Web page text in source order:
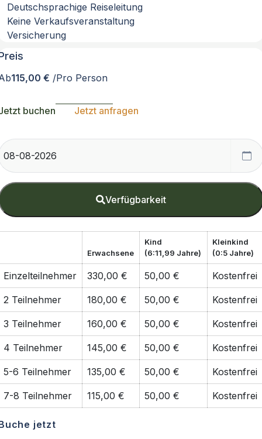
Deutschsprachige Reiseleitung
Keine Verkaufsveranstaltung
Versicherung
115,00 € /Pro Person
buchen Jetzt anfragen
Verfügbarkeit
Erwachsene
Kind
(6:11,99 Jahre)
Kleinkind
(0:5 Jahre)
Einzelteilnehmer 330,00 € 50,00 € Kostenfrei
2 Teilnehmer 180,00 € 50,00 € Kostenfrei
3 Teilnehmer 160,00 € 50,00 € Kostenfrei
4 Teilnehmer 145,00 € 50,00 € Kostenfrei
5-6 Teilnehmer 135,00 € 50,00 € Kostenfrei
7-8 Teilnehmer 115,00 € 50,00 € Kostenfrei
jetzt